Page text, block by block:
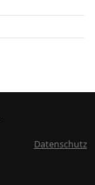
Datenschutz